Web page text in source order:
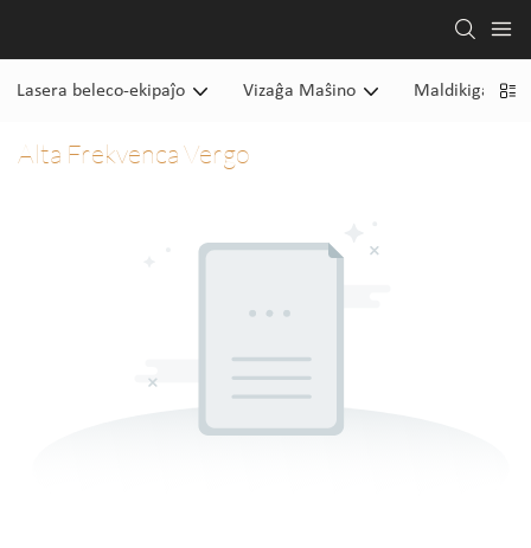
Lasera beleco-ekipaĵo Vizaĝa Maŝino Maldikiga
Alta Frekvenca Vergo